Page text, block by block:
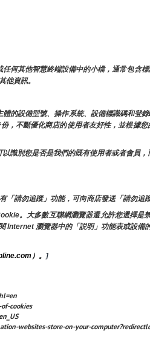
何其他智慧終端設備中的小檔，通常包含
他資訊。
的設備型號、操作系統、設備標識碼和登
，不斷優化商店的使用者友好性，並根據
別您是否是我們的既有使用者或者會員，
請勿追蹤」功能，可向商店發送「請勿追蹤
。大多數互聯網瀏覽器還允許您選擇
Internet 瀏覽器中的「説明」功能表或設備的
）。 ]
cookies
websites-store-on-your-